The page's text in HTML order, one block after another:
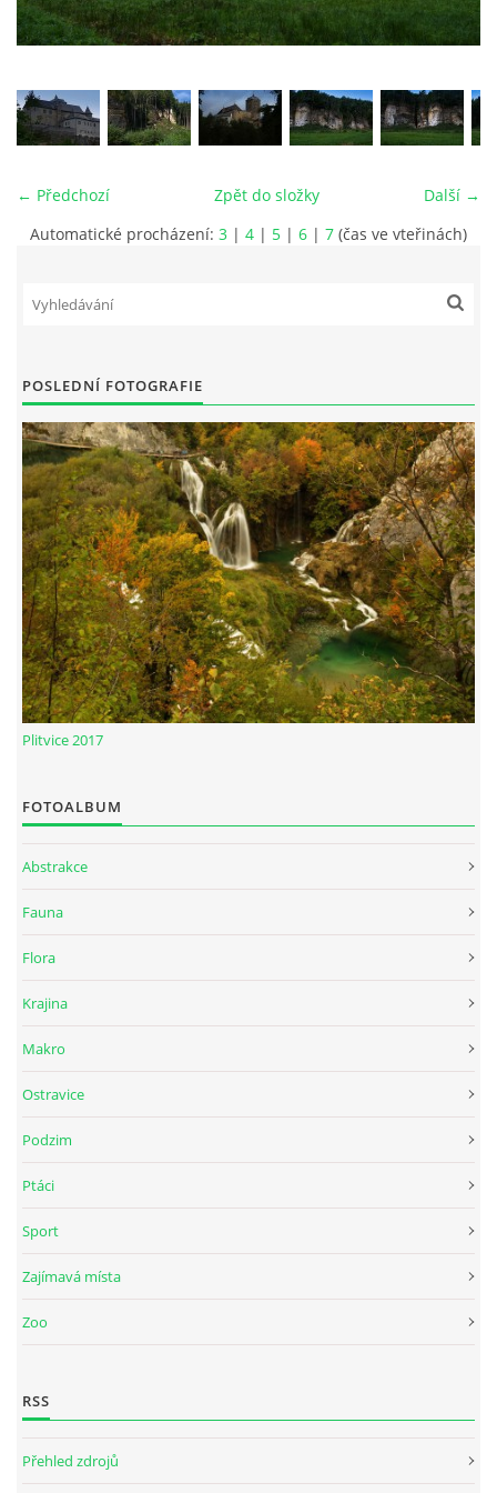
vm24@atlas.cz
← Předchozí Další →
Zpět do složky
Automatické procházení: 3 | 4 | 5 | 6 | 7 (čas ve vteřinách)
POSLEDNÍ FOTOGRAFIE
Plitvice 2017
FOTOALBUM
Abstrakce
Fauna
Flora
Krajina
Makro
Ostravice
Podzim
Ptáci
Sport
Zajímavá místa
Zoo
RSS
Přehled zdrojů